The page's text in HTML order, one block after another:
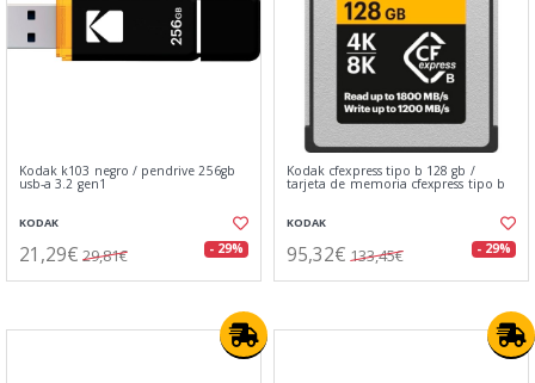
Kodak k103 negro / pendrive 256gb
usb-a 3.2 gen1
KODAK
21,29€ 29,81€ - 29%
Kodak cfexpress tipo b 128 gb /
tarjeta de memoria cfexpress tipo b
KODAK
95,32€ 133,45€ - 29%